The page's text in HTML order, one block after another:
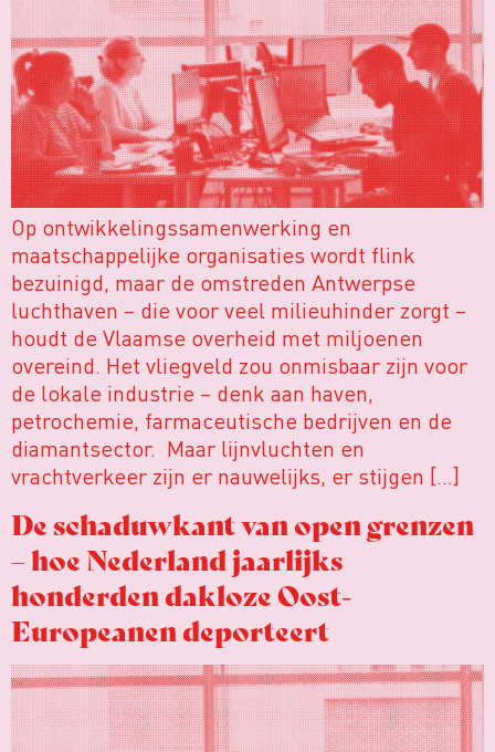
Op ontwikkelingssamenwerking en
maatschappelijke organisaties wordt flink
bezuinigd, maar de omstreden Antwerpse
luchthaven – die voor veel milieuhinder zorgt –
houdt de Vlaamse overheid met miljoenen
overeind. Het vliegveld zou onmisbaar zijn voor
de lokale industrie – denk aan haven,
petrochemie, farmaceutische bedrijven en de
diamantsector. Maar lijnvluchten en
vrachtverkeer zijn er nauwelijks, er stijgen […]
De schaduwkant van open grenzen
– hoe Nederland jaarlijks
honderden dakloze Oost-
Europeanen deporteert